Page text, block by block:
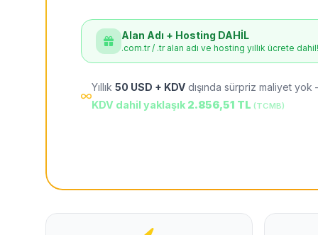
Alan Adı + Hosting DAHİL
.com.tr / .tr alan adı ve hosting yıllık ücrete dahil!
Yıllık 50 USD + KDV dışında sürpriz maliyet
KDV dahil yaklaşık 2.856,51 TL (TCMB)